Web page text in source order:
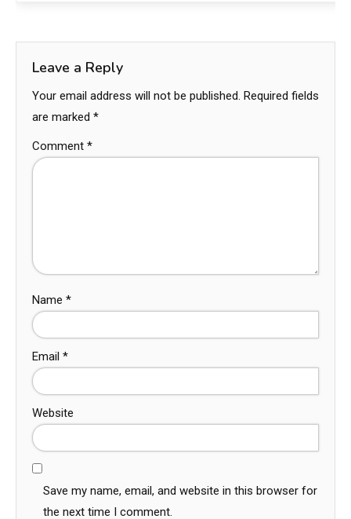
Leave a Reply
Your email address will not be published. Required fields
are marked *
Comment *
Name *
Email *
Website
Save my name, email, and website in this browser for
the next time I comment.